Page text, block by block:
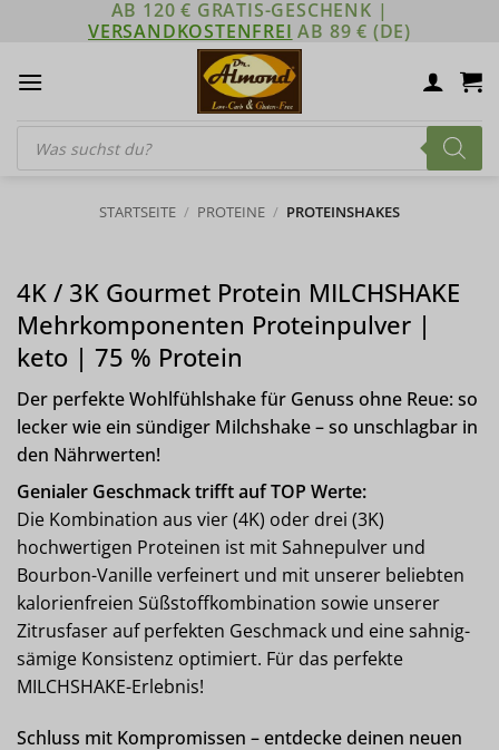
AB 120 € GRATIS-GESCHENK |
VERSANDKOSTENFREI AB 89 € (DE)
Products
search
STARTSEITE / PROTEINE / PROTEINSHAKES
4K / 3K Gourmet Protein MILCHSHAKE
Mehrkomponenten Proteinpulver |
keto | 75 % Protein
Der perfekte Wohlfühlshake für Genuss ohne Reue: so
lecker wie ein sündiger Milchshake – so unschlagbar in
den Nährwerten!
Genialer Geschmack trifft auf TOP Werte:
Die Kombination aus vier (4K) oder drei (3K)
hochwertigen Proteinen ist mit Sahnepulver und
Bourbon-Vanille verfeinert und mit unserer beliebten
kalorienfreien Süßstoffkombination sowie unserer
Zitrusfaser auf perfekten Geschmack und eine sahnig-
sämige Konsistenz optimiert. Für das perfekte
MILCHSHAKE-Erlebnis!
Schluss mit Kompromissen – entdecke deinen neuen